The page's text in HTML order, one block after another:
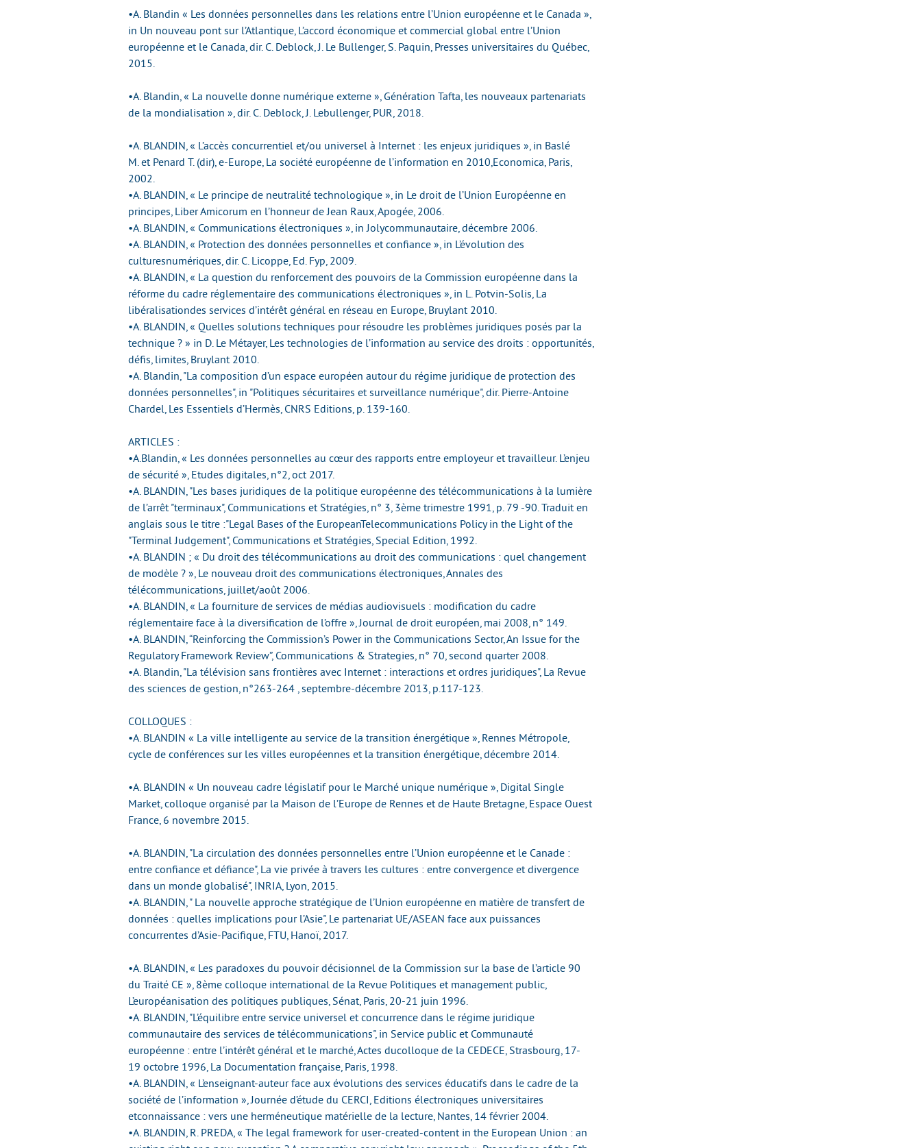
•A. Blandin « Les données personnelles dans les relations entre l’Union européenne et le Canada »,
in Un nouveau pont sur l’Atlantique, L’accord économique et commercial global entre l’Union
européenne et le Canada, dir. C. Deblock, J. Le Bullenger, S. Paquin, Presses universitaires du Québec,
2015.
•A. Blandin, « La nouvelle donne numérique externe », Génération Tafta, les nouveaux partenariats
de la mondialisation », dir. C. Deblock, J. Lebullenger, PUR, 2018.
•A. BLANDIN, « L’accès concurrentiel et/ou universel à Internet : les enjeux juridiques », in Baslé
M. et Penard T. (dir), e-Europe, La société européenne de l’information en 2010,Economica, Paris,
2002.
•A. BLANDIN, « Le principe de neutralité technologique », in Le droit de l’Union Européenne en
principes, Liber Amicorum en l’honneur de Jean Raux, Apogée, 2006.
•A. BLANDIN, « Communications électroniques », in Jolycommunautaire, décembre 2006.
•A. BLANDIN, « Protection des données personnelles et confiance », in L’évolution des
culturesnumériques, dir. C. Licoppe, Ed. Fyp, 2009.
•A. BLANDIN, « La question du renforcement des pouvoirs de la Commission européenne dans la
réforme du cadre réglementaire des communications électroniques », in L. Potvin-Solis, La
libéralisationdes services d’intérêt général en réseau en Europe, Bruylant 2010.
•A. BLANDIN, « Quelles solutions techniques pour résoudre les problèmes juridiques posés par la
technique ? » in D. Le Métayer, Les technologies de l’information au service des droits : opportunités,
défis, limites, Bruylant 2010.
•A. Blandin, "La composition d’un espace européen autour du régime juridique de protection des
données personnelles", in "Politiques sécuritaires et surveillance numérique", dir. Pierre-Antoine
Chardel, Les Essentiels d’Hermès, CNRS Editions, p. 139-160.
ARTICLES :
•A.Blandin, « Les données personnelles au cœur des rapports entre employeur et travailleur. L’enjeu
de sécurité », Etudes digitales, n°2, oct 2017.
•A. BLANDIN, "Les bases juridiques de la politique européenne des télécommunications à la lumière
de l’arrêt "terminaux", Communications et Stratégies, n° 3, 3ème trimestre 1991, p. 79 -90. Traduit en
anglais sous le titre :"Legal Bases of the EuropeanTelecommunications Policy in the Light of the
"Terminal Judgement", Communications et Stratégies, Special Edition, 1992.
•A. BLANDIN ; « Du droit des télécommunications au droit des communications : quel changement
de modèle ? », Le nouveau droit des communications électroniques, Annales des
télécommunications, juillet/août 2006.
•A. BLANDIN, « La fourniture de services de médias audiovisuels : modification du cadre
réglementaire face à la diversification de l’offre », Journal de droit européen, mai 2008, n° 149.
•A. BLANDIN, “Reinforcing the Commission’s Power in the Communications Sector, An Issue for the
Regulatory Framework Review”, Communications & Strategies, n° 70, second quarter 2008.
•A. Blandin, "La télévision sans frontières avec Internet : interactions et ordres juridiques", La Revue
des sciences de gestion, n°263-264 , septembre-décembre 2013, p.117-123.
COLLOQUES :
•A. BLANDIN « La ville intelligente au service de la transition énergétique », Rennes Métropole,
cycle de conférences sur les villes européennes et la transition énergétique, décembre 2014.
•A. BLANDIN « Un nouveau cadre législatif pour le Marché unique numérique », Digital Single
Market, colloque organisé par la Maison de l’Europe de Rennes et de Haute Bretagne, Espace Ouest
France, 6 novembre 2015.
•A. BLANDIN, "La circulation des données personnelles entre l’Union européenne et le Canade :
entre confiance et défiance", La vie privée à travers les cultures : entre convergence et divergence
dans un monde globalisé", INRIA, Lyon, 2015.
•A. BLANDIN, " La nouvelle approche stratégique de l’Union européenne en matière de transfert de
données : quelles implications pour l’Asie", Le partenariat UE/ASEAN face aux puissances
concurrentes d’Asie-Pacifique, FTU, Hanoï, 2017.
•A. BLANDIN, « Les paradoxes du pouvoir décisionnel de la Commission sur la base de l’article 90
du Traité CE », 8ème colloque international de la Revue Politiques et management public,
L’européanisation des politiques publiques, Sénat, Paris, 20-21 juin 1996.
•A. BLANDIN, "L’équilibre entre service universel et concurrence dans le régime juridique
communautaire des services de télécommunications", in Service public et Communauté
européenne : entre l’intérêt général et le marché, Actes ducolloque de la CEDECE, Strasbourg, 17-
19 octobre 1996, La Documentation française, Paris, 1998.
•A. BLANDIN, « L’enseignant-auteur face aux évolutions des services éducatifs dans le cadre de la
société de l’information », Journée d’étude du CERCI, Editions électroniques universitaires
etconnaissance : vers une herméneutique matérielle de la lecture, Nantes, 14 février 2004.
•A. BLANDIN, R. PREDA, « The legal framework for user-created-content in the European Union : an